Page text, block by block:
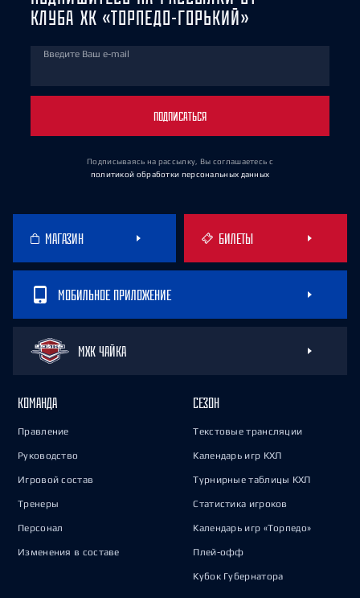
КЛУБА ХК «ТОРПЕДО-ГОРЬКИЙ»
Введите Ваш e-mail
ПОДПИСАТЬСЯ
Подписываясь на рассылку, Вы соглашаетесь с
политикой обработки персональных данных
МАГАЗИН БИЛЕТЫ
МОБИЛЬНОЕ ПРИЛОЖЕНИЕ
МХК ЧАЙКА
КОМАНДА
Правление
Руководство
Игровой состав
Тренеры
Персонал
Изменения в составе
СЕЗОН
Текстовые трансляции
Календарь игр КХЛ
Турнирные таблицы КХЛ
Статистика игроков
Календарь игр «Торпедо»
Плей-офф
Кубок Губернатора